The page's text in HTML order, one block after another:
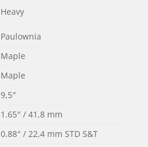
Heavy
Paulownia
Maple
Maple
9,5″
1.65″ / 41,8 mm
0.88″ / 22,4 mm STD S&T